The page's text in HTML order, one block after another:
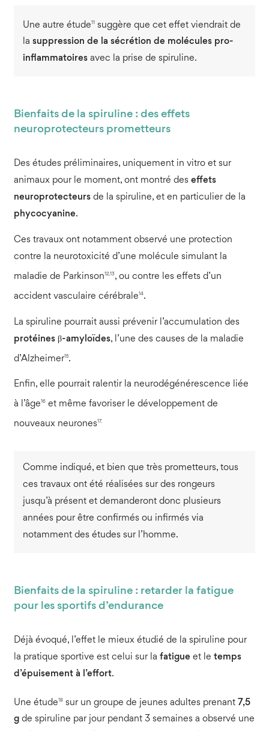
Une autre étude11suggère que cet effet viendrait de
la suppression de la sécrétion de molécules pro-
inflammatoiresavec la prise de spiruline.
Bienfaits de la spiruline : des effets
neuroprotecteurs prometteurs
Des études préliminaires, uniquement in vitro et sur
animaux pour le moment, ont montré des effets
neuroprotecteurs de la spiruline, et en particulier de la
phycocyanine.
Ces travaux ont notamment observé une protection
contre la neurotoxicité d’une molécule simulant la
maladie de Parkinson12,13 , ou contre les effets d’un
accident vasculaire cérébrale14.
La spiruline pourrait aussi prévenir l’accumulation des
protéines β-amyloïdes, l’une des causes de la maladie
d’Alzheimer15.
Enfin, elle pourrait ralentir la neurodégénérescence liée
à l’âge16et même favoriser le développement de
nouveaux neurones17.
Comme indiqué, et bien que très prometteurs, tous
ces travaux ont été réalisées sur des rongeurs
jusqu’à présent et demanderont donc plusieurs
années pour être confirmés ou infirmés via
notamment des études sur l’homme.
Bienfaits de la spiruline : retarder la fatigue
pour les sportifs d’endurance
Déjà évoqué, l’effet le mieux étudié de la spiruline pour
la pratique sportive est celui sur la fatigue et le temps
d’épuisement à l’effort.
Une étude18sur un groupe de jeunes adultes prenant 7,5
gde spiruline par jour pendant 3 semaines a observé une